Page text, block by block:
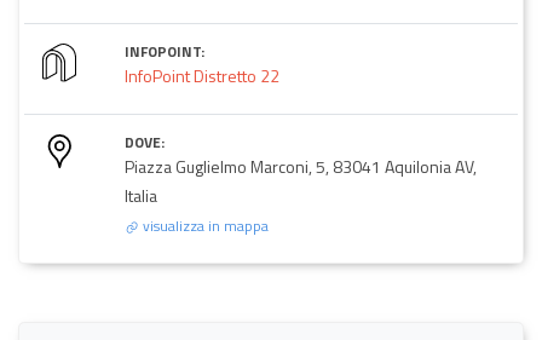
INFOPOINT:
InfoPoint Distretto 22
DOVE:
Piazza Guglielmo Marconi, 5, 83041 Aquilonia AV,
Italia
visualizza in mappa